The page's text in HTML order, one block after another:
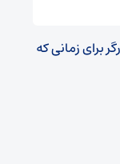
برای زمانی که